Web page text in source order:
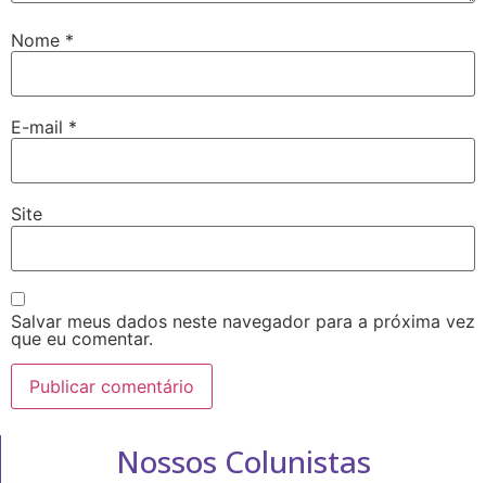
Nome *
E-mail *
Site
Salvar meus dados neste navegador para a próxima vez
que eu comentar.
Nossos Colunistas